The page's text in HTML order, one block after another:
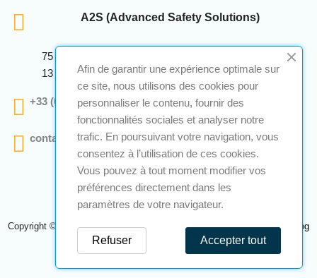
A2S (Advanced Safety Solutions)
75 Avenue Marcellin Berthelot Anthelios Bâtiment E
13 290 Aix En Provence
+33 (0)4 12 28 00 69
contact@a2s-atex.com
Copyright © 2026 A2S Atex. Tous droits réservés. Une réalisationNavilog
Afin de garantir une expérience optimale sur
ce site, nous utilisons des cookies pour
personnaliser le contenu, fournir des
fonctionnalités sociales et analyser notre
trafic. En poursuivant votre navigation, vous
consentez à l’utilisation de ces cookies.
Vous pouvez à tout moment modifier vos
préférences directement dans les
paramètres de votre navigateur.
Accepter tout
Refuser